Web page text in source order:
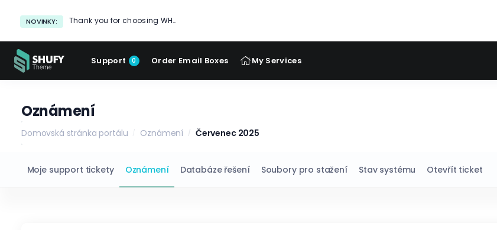
NOVINKY: Thank you for choosing WHMCS!
Support 0 Order Email Boxes My Services
Oznámení
Domovská stránka portálu Oznámení Červenec 2025
Moje support tickety Oznámení Databáze řešení Soubory pro stažení Stav systému Otevřít ticket